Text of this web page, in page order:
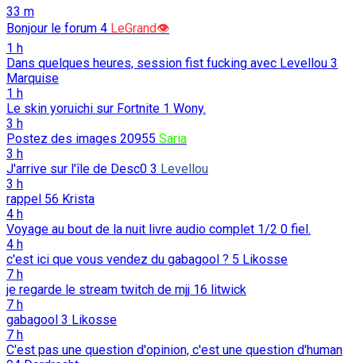
33 m
Bonjour le forum 4 LeGrand👁️
1 h
Dans quelques heures, session fist fucking avec Levellou 3
Marquise
1 h
Le skin yoruichi sur Fortnite 1 Wony.
3 h
Postez des images 20955 Saria
3 h
J'arrive sur l'île de Desc0 3 Levellou
3 h
rappel 56 Krista
4 h
Voyage au bout de la nuit livre audio complet 1/2 0 fiel.
4 h
c'est ici que vous vendez du gabagool ? 5 Likosse
7 h
je regarde le stream twitch de mjj 16 litwick
7 h
gabagool 3 Likosse
7 h
C'est pas une question d'opinion, c'est une question d'human